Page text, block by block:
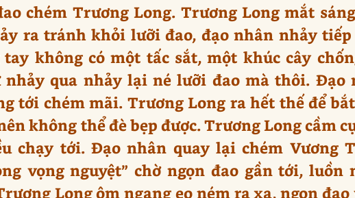
chém Trương Long. Trương Long mắt
ra tránh khỏi lưỡi đao, đạo nhân nhảy
không có một tấc sắt, một khúc cây
qua nhảy lại né lưỡi đao mà thôi. Đạo
tới chém mãi. Trương Long ra hết thế để
không thể đè bẹp được. Trương Long cầm
chạy tới. Đạo nhân quay lại chém Vương
vọng nguyệt” chờ ngọn đao gần tới, luồn
Long ôm ngang eo ném ra xa, ngọn đao